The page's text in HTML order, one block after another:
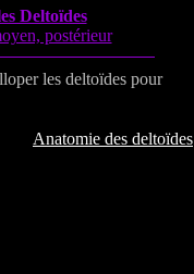
Deltoïdes
postérieur
les deltoïdes pour
Anatomie des deltoïdes